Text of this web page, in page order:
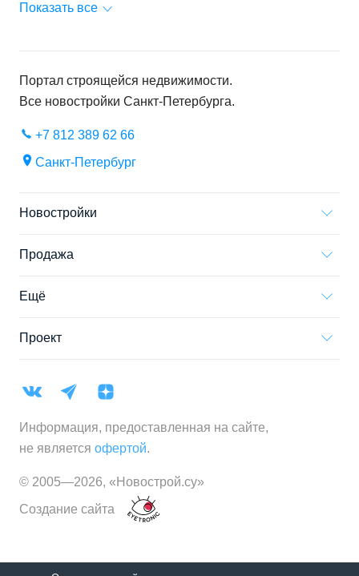
Показать все
Портал строящейся недвижимости.
Все новостройки Санкт-Петербурга.
+7 812 389 62 66
Санкт-Петербург
Новостройки
Продажа
Ещё
Проект
Информация, предоставленная на сайте,
не является офертой.
© 2005—2026, «Новострой.су»
Создание сайта